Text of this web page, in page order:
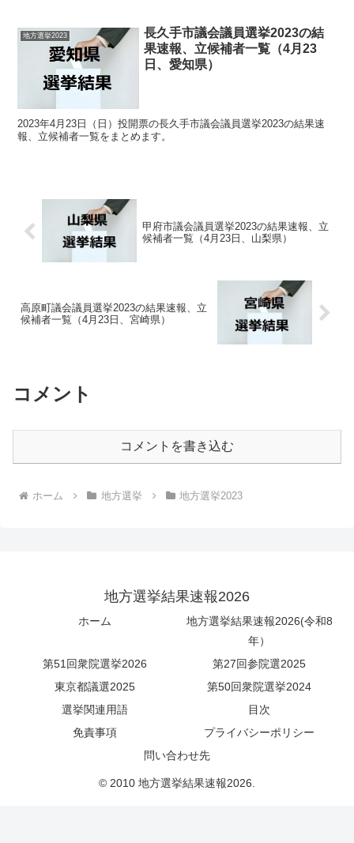
地方選挙2023
長久手市議会議員選挙2023の結
果速報、立候補者一覧（4月23
日、愛知県）
2023年4月23日（日）投開票の長久手市議会議員選挙2023の結果速
報、立候補者一覧をまとめます。
甲府市議会議員選挙2023の結果速報、立
候補者一覧（4月23日、山梨県）
高原町議会議員選挙2023の結果速報、立
候補者一覧（4月23日、宮崎県）
コメント
コメントを書き込む
ホーム 地方選挙 地方選挙2023
地方選挙結果速報2026
ホーム
地方選挙結果速報2026(令和8
年）
第51回衆院選挙2026
第27回参院選2025
東京都議選2025
第50回衆院選挙2024
選挙関連用語
目次
免責事項
プライバシーポリシー
問い合わせ先
© 2010 地方選挙結果速報2026.